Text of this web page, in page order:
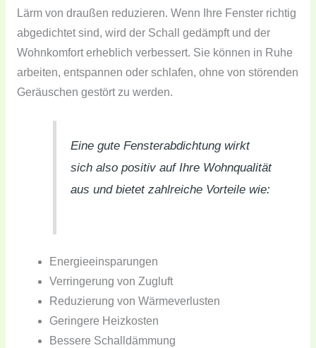
Lärm von draußen reduzieren. Wenn Ihre Fenster richtig
abgedichtet sind, wird der Schall gedämpft und der
Wohnkomfort erheblich verbessert. Sie können in Ruhe
arbeiten, entspannen oder schlafen, ohne von störenden
Geräuschen gestört zu werden.
Eine gute Fensterabdichtung wirkt
sich also positiv auf Ihre Wohnqualität
aus und bietet zahlreiche Vorteile wie:
Energieeinsparungen
Verringerung von Zugluft
Reduzierung von Wärmeverlusten
Geringere Heizkosten
Bessere Schalldämmung